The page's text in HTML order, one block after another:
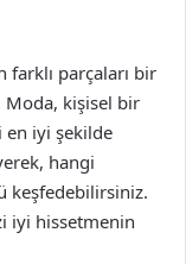
farklı parçaları bir
Moda, kişisel bir
iyi şekilde
hangi
keşfedebilirsiniz.
iyi hissetmenin